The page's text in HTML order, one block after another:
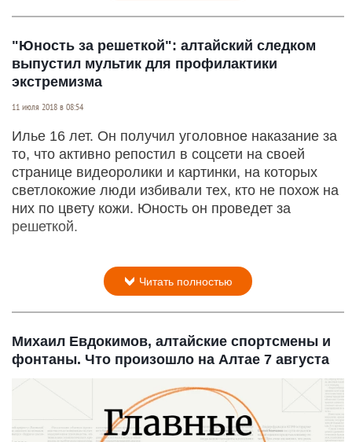
"Юность за решеткой": алтайский следком
выпустил мультик для профилактики
экстремизма
11 июля 2018 в 08:54
Илье 16 лет. Он получил уголовное наказание за
то, что активно репостил в соцсети на своей
странице видеоролики и картинки, на которых
светлокожие люди избивали тех, кто не похож на
них по цвету кожи. Юность он проведет за
решеткой.
Читать полностью
Михаил Евдокимов, алтайские спортсмены и
фонтаны. Что произошло на Алтае 7 августа